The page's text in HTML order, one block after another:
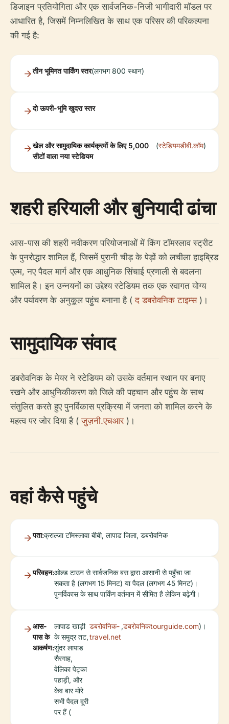
डिजाइन प्रतियोगिता और एक सार्वजनिक-निजी भागीदारी मॉडल पर
आधारित है, जिसमें निम्नलिखित के साथ एक परिसर की परिकल्पना
की गई है:
तीन भूमिगत पार्किंग स्तर(लगभग 800 स्थान)
दो ऊपरी-भूमि खुदरा स्तर
खेल और सामुदायिक कार्यक्रमों के लिए 5,000
सीटों वाला नया स्टेडियम
(स्टेडियमडीबी.कॉम)
शहरी हरियाली और बुनियादी ढांचा
आस-पास की शहरी नवीकरण परियोजनाओं में किंग टॉमस्लाव स्ट्रीट
के पुनरोद्धार शामिल हैं, जिसमें पुरानी चीड़ के पेड़ों को लचीला हाइब्रिड
एल्म, नए पैदल मार्ग और एक आधुनिक सिंचाई प्रणाली से बदलना
शामिल है। इन उन्नयनों का उद्देश्य स्टेडियम तक एक स्वागत योग्य
और पर्यावरण के अनुकूल पहुंच बनाना है (द डबरोवनिक टाइम्स)।
सामुदायिक संवाद
डबरोवनिक के मेयर ने स्टेडियम को उसके वर्तमान स्थान पर बनाए
रखने और आधुनिकीकरण को जिले की पहचान और पहुंच के साथ
संतुलित करते हुए पुनर्विकास प्रक्रिया में जनता को शामिल करने के
महत्व पर जोर दिया है (जुज़नी.एचआर)।
वहां कैसे पहुंचे
पता:क्राल्जा टॉमस्लावा बीबी, लापाड जिला, डबरोवनिक
परिवहन:ओल्ड टाउन से सार्वजनिक बस द्वारा आसानी से पहुँचा जा
सकता है (लगभग 15 मिनट) या पैदल (लगभग 45 मिनट)।
पुनर्विकास के साथ पार्किंग वर्तमान में सीमित है लेकिन बढ़ेगी।
आस-
पास के
आकर्षण:
लापाड खाड़ी
के समुद्र तट,
सुंदर लापाड
सैरगाह,
वेलिका पेट्का
पहाड़ी, और
केव बार मोरे
सभी पैदल दूरी
पर हैं (
डबरोवनिक-
travel.net
,डबरोवनिकtourguide.com)।